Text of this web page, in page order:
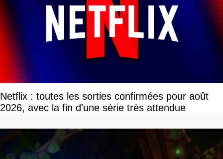
Netflix : toutes les sorties confirmées pour août
2026, avec la fin d'une série très attendue